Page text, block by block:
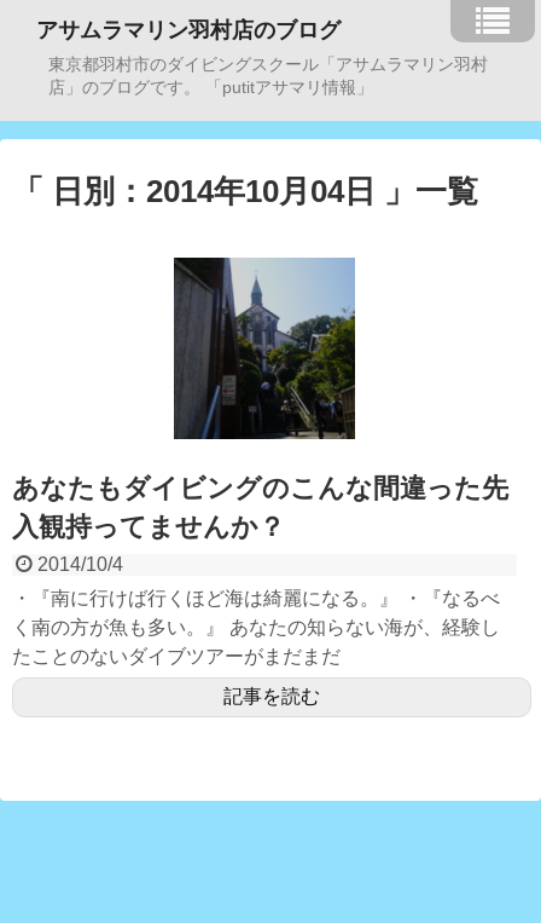
アサムラマリン羽村店のブログ
東京都羽村市のダイビングスクール「アサムラマリン羽村
店」のブログです。 「putitアサマリ情報」
「 日別：2014年10月04日 」一覧
あなたもダイビングのこんな間違った先
入観持ってませんか？
2014/10/4
・『南に行けば行くほど海は綺麗になる。』 ・『なるべ
く南の方が魚も多い。』 あなたの知らない海が、経験し
たことのないダイブツアーがまだまだ
記事を読む